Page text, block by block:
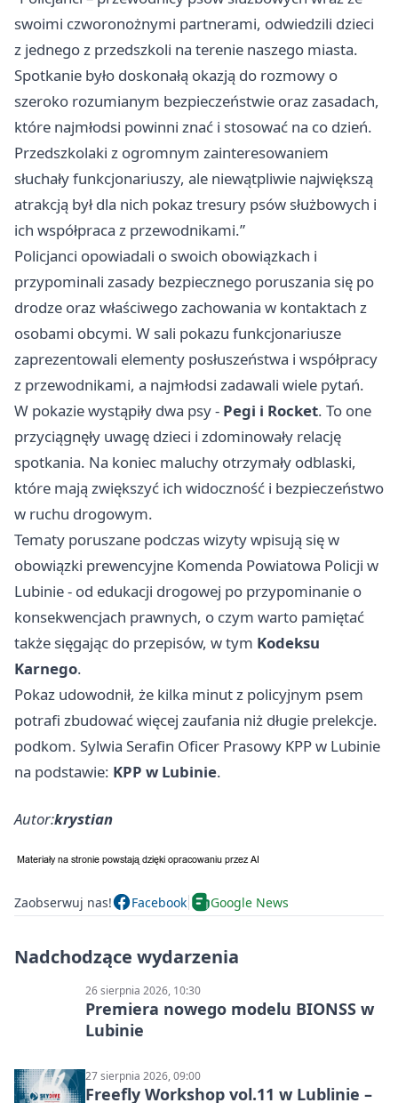
swoimi czworonożnymi partnerami, odwiedzili dzieci
z jednego z przedszkoli na terenie naszego miasta.
Spotkanie było doskonałą okazją do rozmowy o
szeroko rozumianym bezpieczeństwie oraz zasadach,
które najmłodsi powinni znać i stosować na co dzień.
Przedszkolaki z ogromnym zainteresowaniem
słuchały funkcjonariuszy, ale niewątpliwie największą
atrakcją był dla nich pokaz tresury psów służbowych i
ich współpraca z przewodnikami.”
Policjanci opowiadali o swoich obowiązkach i
przypominali zasady bezpiecznego poruszania się po
drodze oraz właściwego zachowania w kontaktach z
osobami obcymi. W sali pokazu funkcjonariusze
zaprezentowali elementy posłuszeństwa i współpracy
z przewodnikami, a najmłodsi zadawali wiele pytań.
W pokazie wystąpiły dwa psy - Pegi i Rocket. To one
przyciągnęły uwagę dzieci i zdominowały relację
spotkania. Na koniec maluchy otrzymały odblaski,
które mają zwiększyć ich widoczność i bezpieczeństwo
w ruchu drogowym.
Tematy poruszane podczas wizyty wpisują się w
obowiązki prewencyjne Komenda Powiatowa Policji w
Lubinie - od edukacji drogowej po przypominanie o
konsekwencjach prawnych, o czym warto pamiętać
także sięgając do przepisów, w tym Kodeksu
Karnego.
Pokaz udowodnił, że kilka minut z policyjnym psem
potrafi zbudować więcej zaufania niż długie prelekcje.
podkom. Sylwia Serafin Oficer Prasowy KPP w Lubinie
na podstawie: KPP w Lubinie.
Autor:krystian
Zaobserwuj nas! Facebook Google News
Nadchodzące wydarzenia
26 sierpnia 2026, 10:30
Premiera nowego modelu BIONSS w
Lubinie
27 sierpnia 2026, 09:00
Freefly Workshop vol.11 w Lublinie –